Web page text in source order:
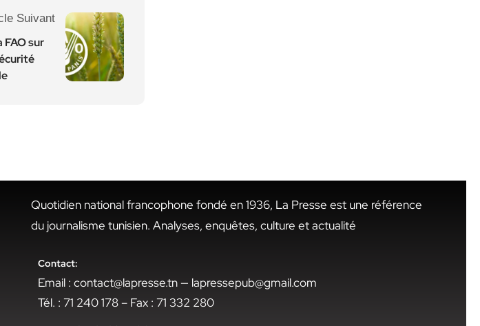
Suivant
FAO sur
Quotidien national francophone fondé en 1936, La Presse est une référence
du journalisme tunisien. Analyses, enquêtes, culture et actualité
Contact:
Email : contact@lapresse.tn — lapressepub@gmail.com
Tél. : 71 240 178 – Fax : 71 332 280